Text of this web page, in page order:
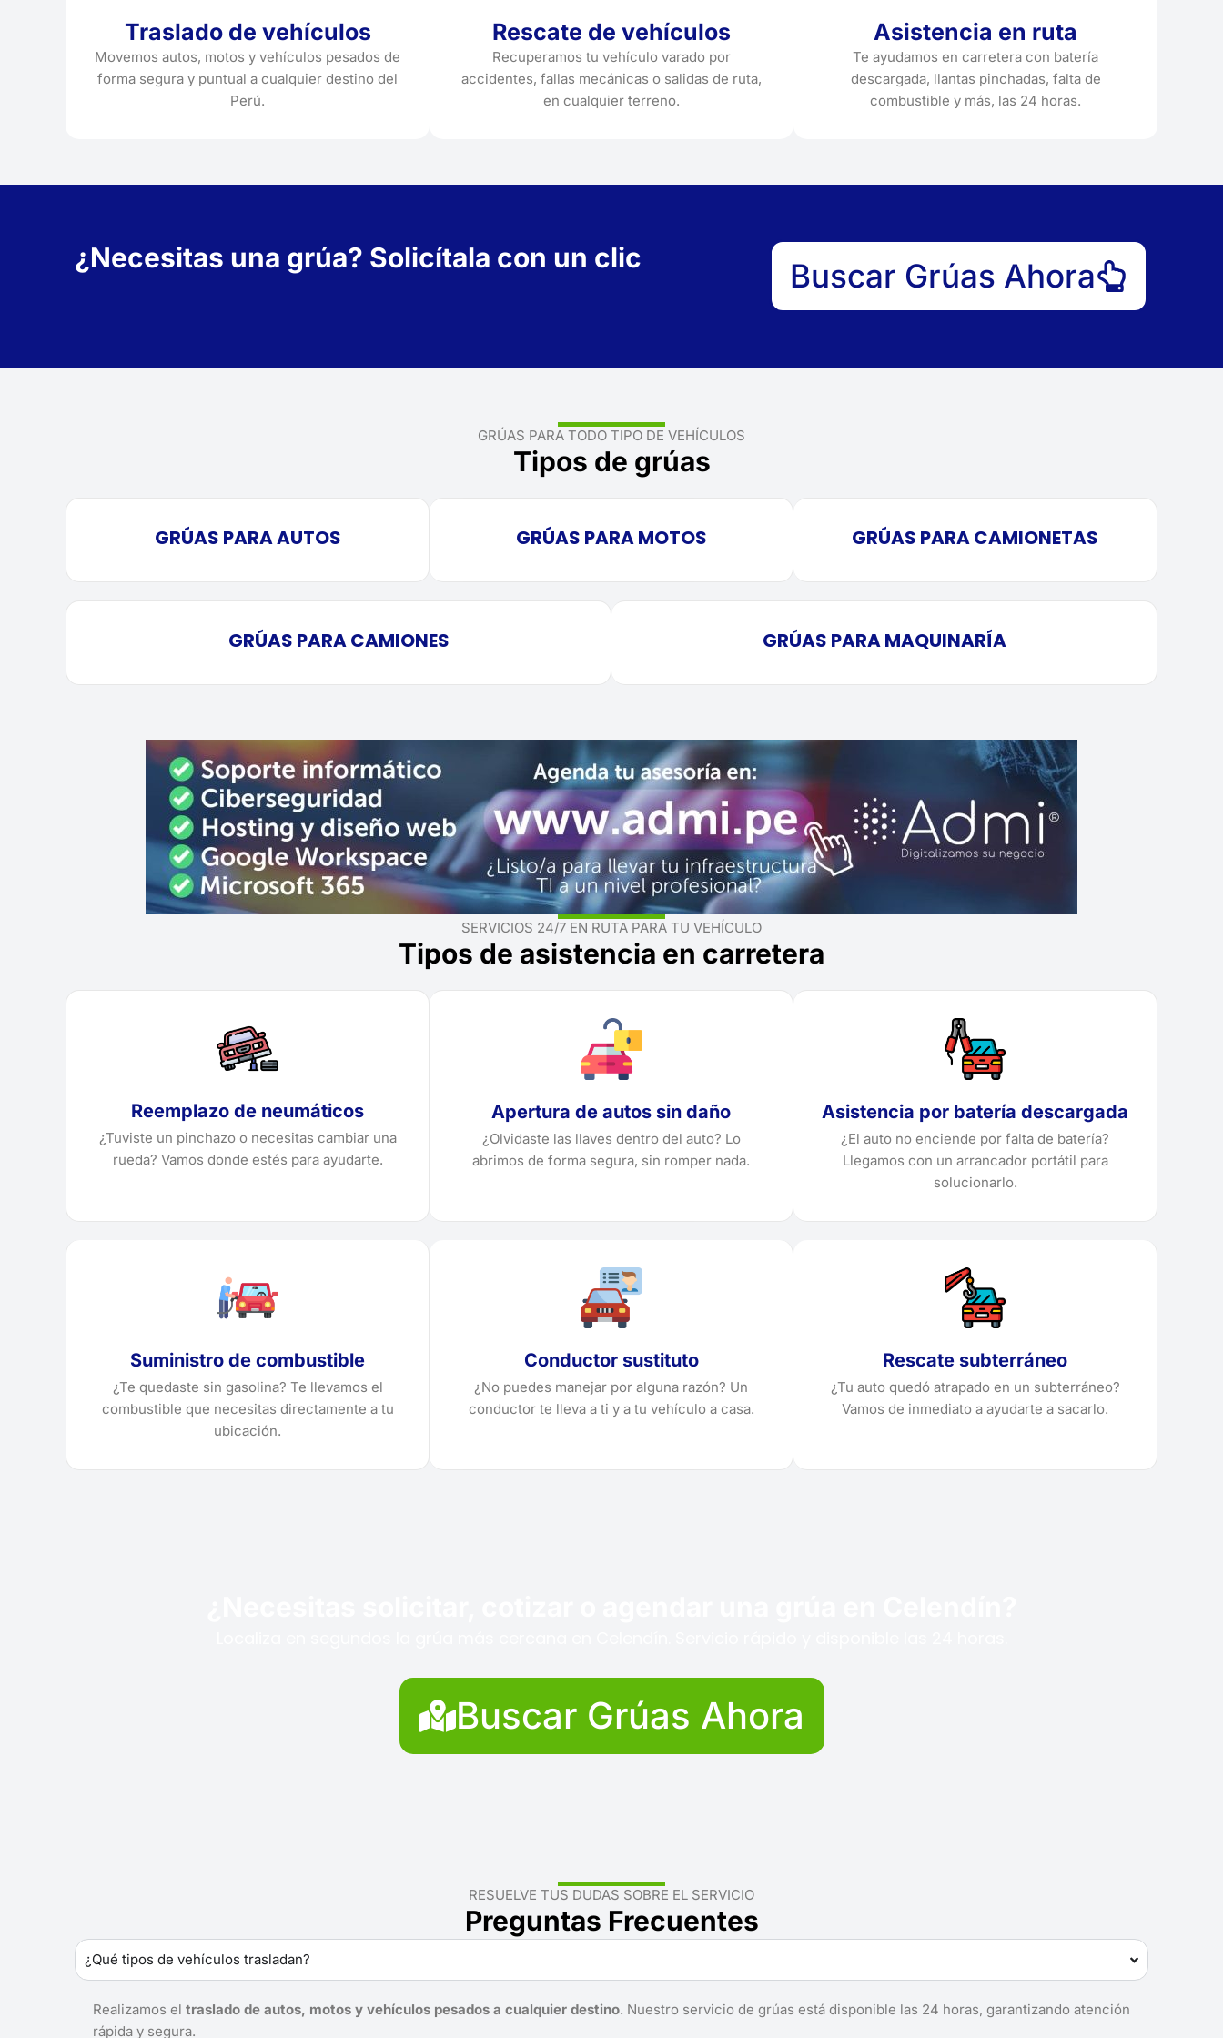
Traslado de vehículos
Movemos autos, motos y vehículos pesados de
forma segura y puntual a cualquier destino del
Perú.
Rescate de vehículos
Recuperamos tu vehículo varado por
accidentes, fallas mecánicas o salidas de ruta,
en cualquier terreno.
Asistencia en ruta
Te ayudamos en carretera con batería
descargada, llantas pinchadas, falta de
combustible y más, las 24 horas.
¿Necesitas una grúa? Solicítala con un clic Buscar Grúas Ahora
GRÚAS PARA TODO TIPO DE VEHÍCULOS
Tipos de grúas
GRÚAS PARA AUTOS GRÚAS PARA MOTOS GRÚAS PARA CAMIONETAS
GRÚAS PARA CAMIONES GRÚAS PARA MAQUINARÍA
SERVICIOS 24/7 EN RUTA PARA TU VEHÍCULO
Tipos de asistencia en carretera
Reemplazo de neumáticos
¿Tuviste un pinchazo o necesitas cambiar una
rueda? Vamos donde estés para ayudarte.
Apertura de autos sin daño
¿Olvidaste las llaves dentro del auto? Lo
abrimos de forma segura, sin romper nada.
Asistencia por batería descargada
¿El auto no enciende por falta de batería?
Llegamos con un arrancador portátil para
solucionarlo.
Suministro de combustible
¿Te quedaste sin gasolina? Te llevamos el
combustible que necesitas directamente a tu
ubicación.
Conductor sustituto
¿No puedes manejar por alguna razón? Un
conductor te lleva a ti y a tu vehículo a casa.
Rescate subterráneo
¿Tu auto quedó atrapado en un subterráneo?
Vamos de inmediato a ayudarte a sacarlo.
Buscar Grúas Ahora
RESUELVE TUS DUDAS SOBRE EL SERVICIO
Preguntas Frecuentes
¿Qué tipos de vehículos trasladan?
Realizamos el traslado de autos, motos y vehículos pesados a cualquier destino. Nuestro servicio de grúas está disponible las 24 horas, garantizando atención
rápida y segura.